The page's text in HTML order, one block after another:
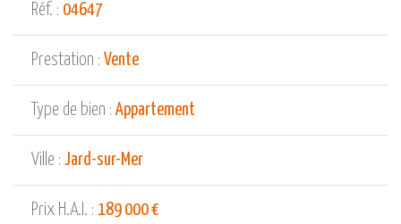
Réf. : 04647
Prestation : Vente
Type de bien : Appartement
Ville : Jard-sur-Mer
Prix H.A.I. : 189 000 €